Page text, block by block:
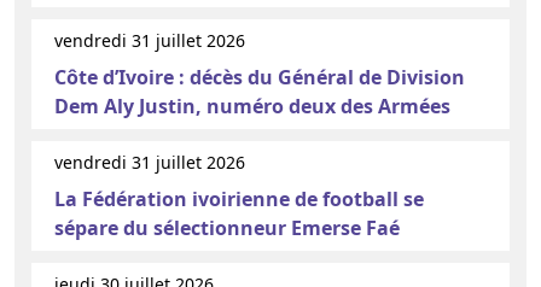
vendredi 31 juillet 2026
Côte d’Ivoire : décès du Général de Division
Dem Aly Justin, numéro deux des Armées
vendredi 31 juillet 2026
La Fédération ivoirienne de football se
sépare du sélectionneur Emerse Faé